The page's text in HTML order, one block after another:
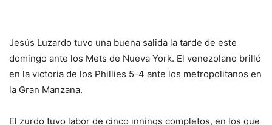
Jesús Luzardo tuvo una buena salida la tarde de este
domingo ante los Mets de Nueva York. El venezolano brilló
en la victoria de los Phillies 5-4 ante los metropolitanos en
la Gran Manzana.
El zurdo tuvo labor de cinco innings completos, en los que